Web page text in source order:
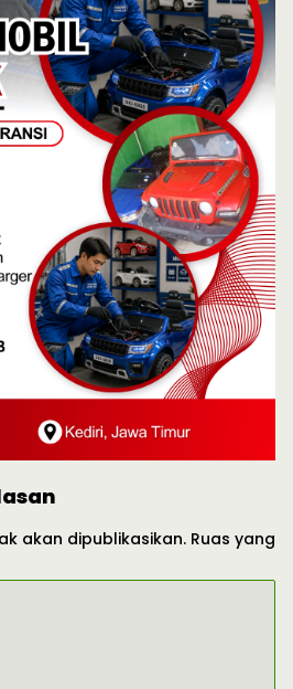
akan dipublikasikan. Ruas yang